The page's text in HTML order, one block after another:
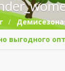
выгодного